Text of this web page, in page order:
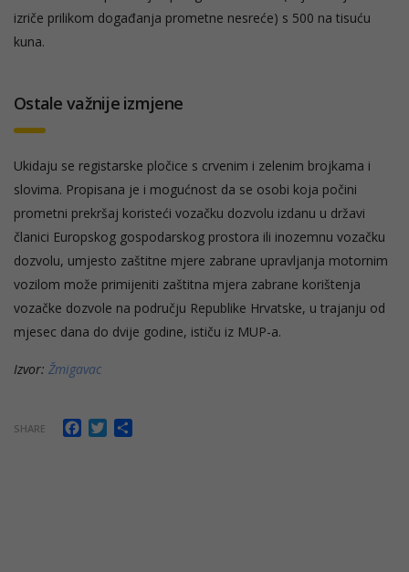
izriče prilikom događanja prometne nesreće) s 500 na tisuću
kuna.
Ostale važnije izmjene
Ukidaju se registarske pločice s crvenim i zelenim brojkama i
slovima. Propisana je i mogućnost da se osobi koja počini
prometni prekršaj koristeći vozačku dozvolu izdanu u državi
članici Europskog gospodarskog prostora ili inozemnu vozačku
dozvolu, umjesto zaštitne mjere zabrane upravljanja motornim
vozilom može primijeniti zaštitna mjera zabrane korištenja
vozačke dozvole na području Republike Hrvatske, u trajanju od
mjesec dana do dvije godine, ističu iz MUP-a.
Izvor: Žmigavac
SHARE Facebook
Twitter